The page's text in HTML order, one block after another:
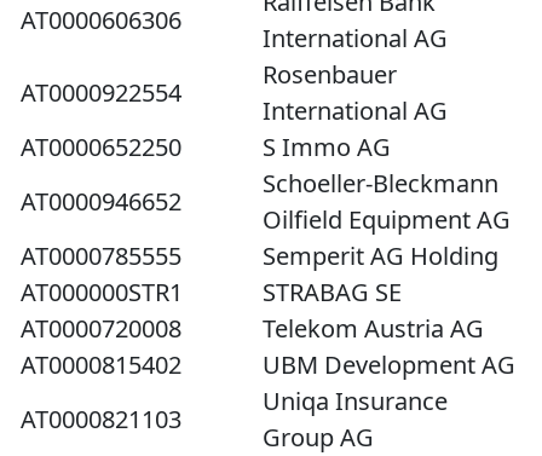
AT0000606306
International AG
AT0000922554
Rosenbauer
International AG
AT0000652250
S Immo AG
AT0000946652
Schoeller-Bleckmann
Oilfield Equipment AG
AT0000785555
Semperit AG Holding
AT000000STR1
STRABAG SE
AT0000720008
Telekom Austria AG
AT0000815402
UBM Development AG
AT0000821103
Uniqa Insurance
Group AG